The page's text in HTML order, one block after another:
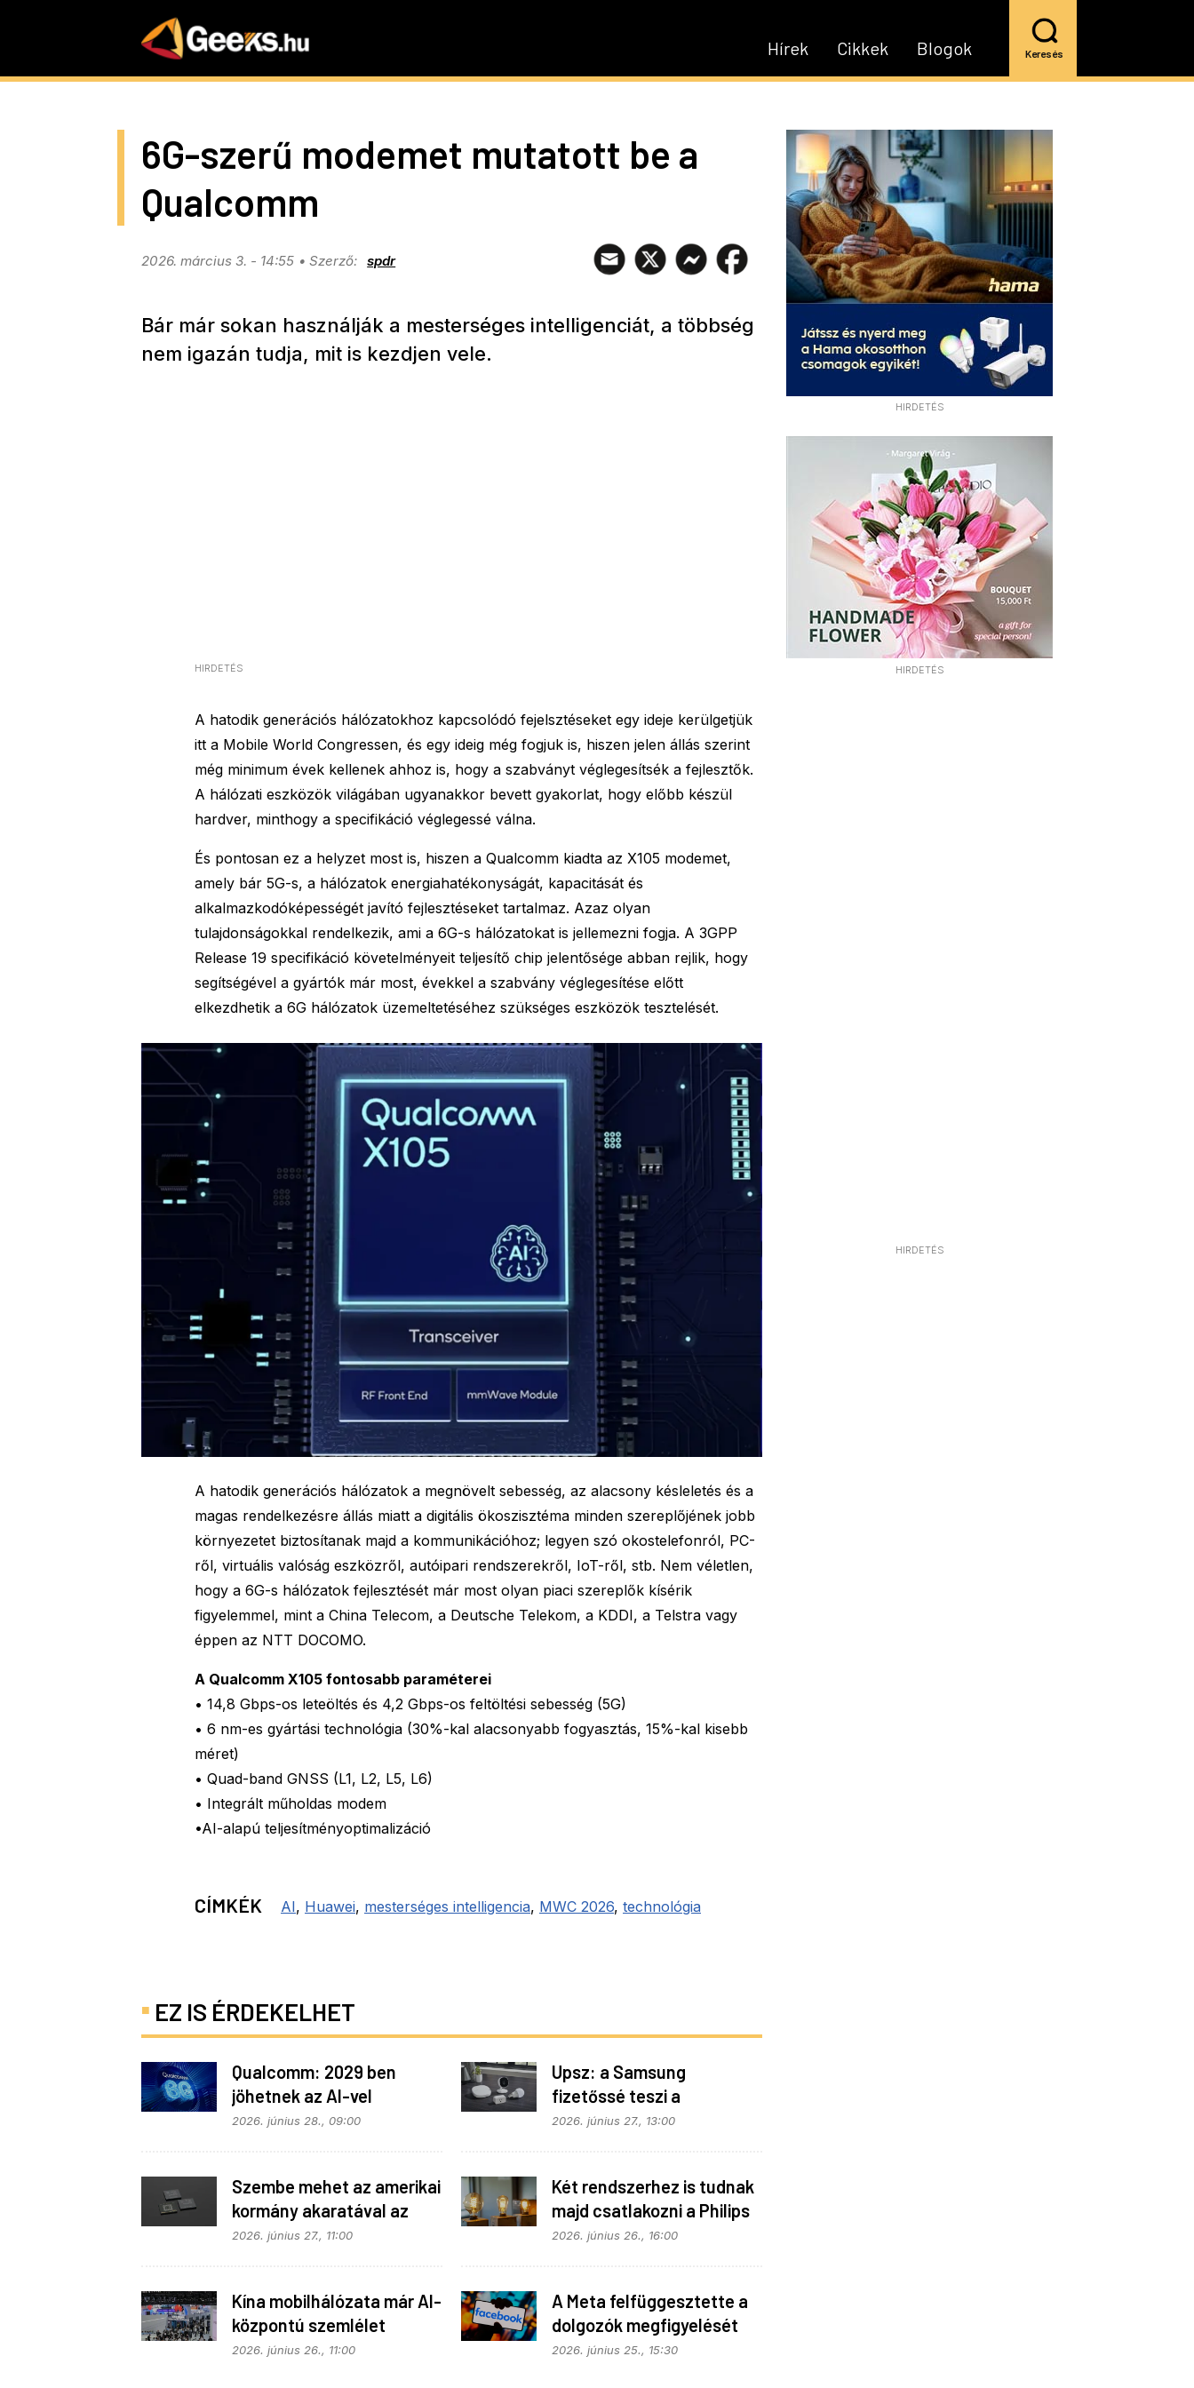
Blogok
Cikkek
Hírek Keresés
HIRDETÉS
HIRDETÉS
HIRDETÉS
6G-szerű modemet mutatott be a
Qualcomm
2026. március 3. - 14:55 spdr
Bár már sokan használják a mesterséges intelligenciát, a többség
nem igazán tudja, mit is kezdjen vele.
HIRDETÉS
A hatodik generációs hálózatokhoz kapcsolódó fejelsztéseket egy ideje kerülgetjük
itt a Mobile World Congressen, és egy ideig még fogjuk is, hiszen jelen állás szerint
még minimum évek kellenek ahhoz is, hogy a szabványt véglegesítsék a fejlesztők.
A hálózati eszközök világában ugyanakkor bevett gyakorlat, hogy előbb készül
hardver, minthogy a specifikáció véglegessé válna.
És pontosan ez a helyzet most is, hiszen a Qualcomm kiadta az X105 modemet,
amely bár 5G-s, a hálózatok energiahatékonyságát, kapacitását és
alkalmazkodóképességét javító fejlesztéseket tartalmaz. Azaz olyan
tulajdonságokkal rendelkezik, ami a 6G-s hálózatokat is jellemezni fogja. A 3GPP
Release 19 specifikáció követelményeit teljesítő chip jelentősége abban rejlik, hogy
segítségével a gyártók már most, évekkel a szabvány véglegesítése előtt
elkezdhetik a 6G hálózatok üzemeltetéséhez szükséges eszközök tesztelését.
A hatodik generációs hálózatok a megnövelt sebesség, az alacsony késleletés és a
magas rendelkezésre állás miatt a digitális ökoszisztéma minden szereplőjének jobb
környezetet biztosítanak majd a kommunikációhoz; legyen szó okostelefonról, PC-
ről, virtuális valóság eszközről, autóipari rendszerekről, IoT-ről, stb. Nem véletlen,
hogy a 6G-s hálózatok fejlesztését már most olyan piaci szereplők kísérik
figyelemmel, mint a China Telecom, a Deutsche Telekom, a KDDI, a Telstra vagy
éppen az NTT DOCOMO.
A Qualcomm X105 fontosabb paraméterei
• 14,8 Gbps-os leteöltés és 4,2 Gbps-os feltöltési sebesség (5G)
• 6 nm-es gyártási technológia (30%-kal alacsonyabb fogyasztás, 15%-kal kisebb
méret)
• Quad-band GNSS (L1, L2, L5, L6)
• Integrált műholdas modem
•AI-alapú teljesítményoptimalizáció
CÍMKÉK AI, Huawei, mesterséges intelligencia, MWC 2026, technológia
EZ IS ÉRDEKELHET
Qualcomm: 2029 ben
jöhetnek az AI-vel
telepakolt 6G-s telefonok
2026. június 28., 09:00
Upsz: a Samsung
fizetőssé teszi a
SmartThings API
2026. június 27., 13:00
Szembe mehet az amerikai
kormány akaratával az
Apple
2026. június 27., 11:00
Két rendszerhez is tudnak
majd csatlakozni a Philips
Hue égők
2026. június 26., 16:00
Kína mobilhálózata már AI-
központú szemlélet
alapján fejlődik
2026. június 26., 11:00
A Meta felfüggesztette a
dolgozók megfigyelését
2026. június 25., 15:30